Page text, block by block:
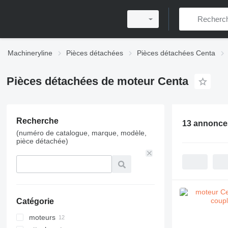
Machineryline Pièces détachées Pièces détachées Centa
Pièces détachées de moteur Centa
Recherche
(numéro de catalogue, marque, modèle,
pièce détachée)
Catégorie
moteurs
13